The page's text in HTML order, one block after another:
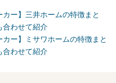
大手ハウスメーカーの場
合は、県内に数多くのモ
デルハウスを構えていま
すので、住宅展示場に初
めて訪れる予定の方はご
紹介します。 県内で施工
をお考えの方は是非参考
にしてみてください。 ハ
ウスメーカーとの打ち合
カー】三井ホームの特徴まと
合わせて紹介
カー】ミサワホームの特徴まと
合わせて紹介